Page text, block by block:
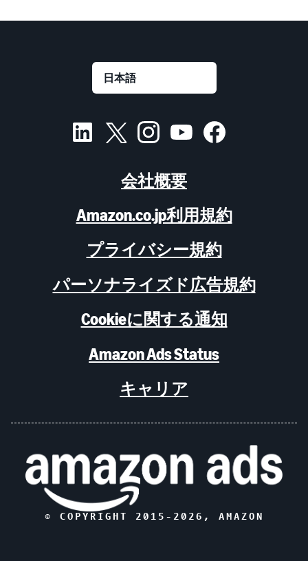
会社概要
Amazon.co.jp利用規約
プライバシー規約
パーソナライズド広告規約
Cookieに関する通知
Amazon Ads Status
キャリア
© COPYRIGHT 2015- 2026 , AMAZON